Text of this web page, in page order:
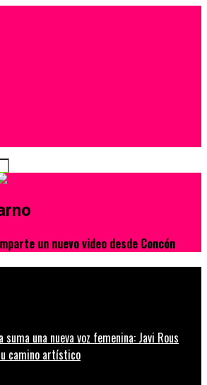
un nuevo video desde Concón
suma una nueva voz femenina: Javi Rous
camino artístico